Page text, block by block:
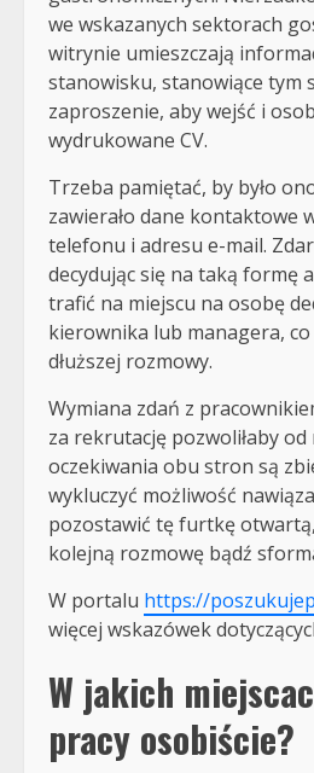
we wskazanych sektorach
witrynie umieszczają
stanowisku, stanowiące tym
zaproszenie, aby wejść i
wydrukowane CV.
Trzeba pamiętać, by było
zawierało dane kontaktowe
telefonu i adresu e-mail.
decydując się na taką formę
trafić na miejscu na osobę
kierownika lub managera,
dłuższej rozmowy.
Wymiana zdań z
za rekrutację pozwoliłaby
oczekiwania obu stron są
wykluczyć możliwość
pozostawić tę furtkę
kolejną rozmowę bądź
W portalu https://
więcej wskazówek
W jakich
pracy osobiście?